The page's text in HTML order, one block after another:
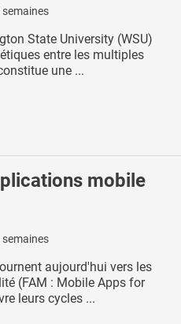
semaines
State University (WSU)
entre les multiples
une ...
mobile
semaines
aujourd'hui vers les
(FAM : Mobile Apps for
leurs cycles ...